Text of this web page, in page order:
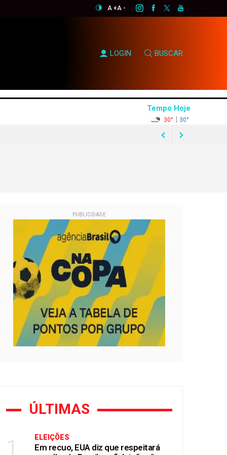
A +A -
LOGIN BUSCAR
Tempo Hoje
30° | 30°
Flávio Bolsonaro
Pix
PUBLICIDADE
ÚLTIMAS
1 ELEIÇÕES
Em recuo, EUA diz que respeitará